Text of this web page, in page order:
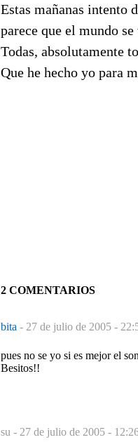
Estas mañanas intento
parece que el mundo
Todas, absolutamente
Que he hecho yo para
2 COMENTARIOS
bita - 27 de julio de 2005 -
pues no se yo si es mejor el
Besitos!!
su - 27 de julio de 2005 -